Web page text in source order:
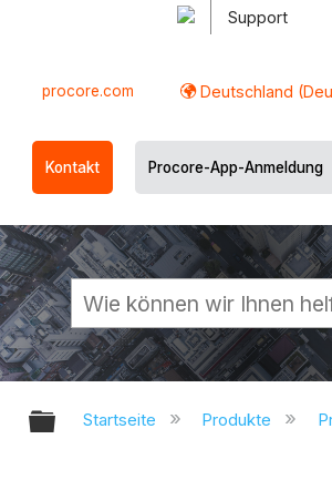
Support
procore.com Deutschland
Kontakt Procore-App-Anmeldung
Globale Hierarchie
Startseite Produkte